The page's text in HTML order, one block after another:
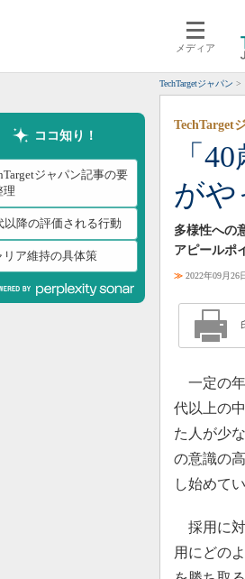
メディア
クラウド
スマートモバ
ネットワーク
システム運用管
TechTargetジャパン
ココ知り！
ジャパン記事の要
理
以降の評価される行動
リア維持の具体策
「
がや
TechTarget
多様性への
アピールポ
≫ 2022年09月26
一定の
代以上の
た人が少
の意識の
し始めて
採用に対
用にどの